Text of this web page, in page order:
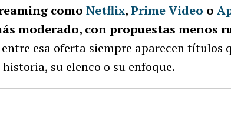
comoNetflix,Prime Video o
moderado, con propuestas menos
esa oferta siempre aparecen títulos
su elenco o su enfoque.